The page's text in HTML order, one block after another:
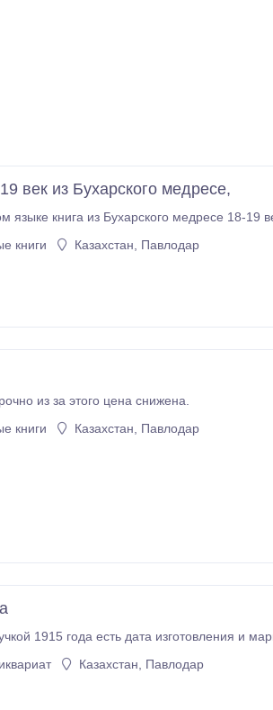
век из Бухарского медресе,
языке книга из Бухарского медресе 18-19
книги Казахстан, Павлодар
из за этого цена снижена.
книги Казахстан, Павлодар
1915 года есть дата изготовления и
Казахстан, Павлодар